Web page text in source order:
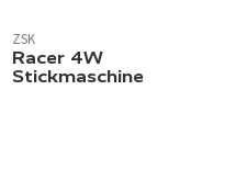
ZSK
Racer 4W
Stickmaschine